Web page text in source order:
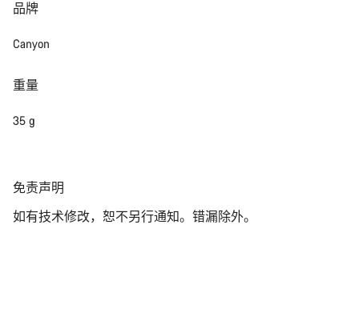
品牌
Canyon
重量
35 g
免
声
免责声明
如有技术修改，恕不另行通知。错漏除外。